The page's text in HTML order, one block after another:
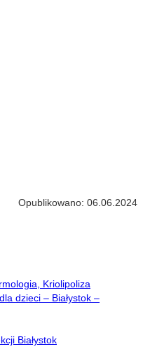
Opublikowano: 06.06.2024
Kriolipoliza
dzieci – Białystok –
Białystok